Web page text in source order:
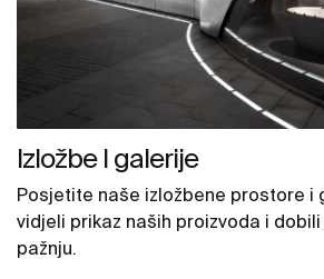
Izložbe I galerije
Posjetite naše izložbene prostore i
vidjeli prikaz naših proizvoda i
pažnju.